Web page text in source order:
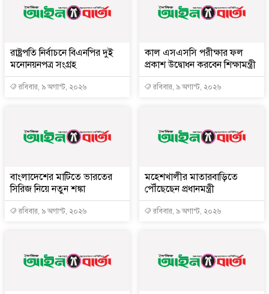
রাষ্ট্রপতি নির্বাচনে বিএনপির দুই
মনোনয়নপত্র সংগ্রহ
রবিবার, ৯ অগাস্ট, ২০২৬
কাল এসএসসি পরীক্ষার ফল
প্রকাশ উদ্বোধন করবেন শিক্ষামন্ত্রী
রবিবার, ৯ অগাস্ট, ২০২৬
বাংলাদেশের মাটিতে ভারতের
সিরিজ নিয়ে নতুন শঙ্কা
রবিবার, ৯ অগাস্ট, ২০২৬
মহেশখালীর মাতারবাড়িতে
পৌঁছেছেন প্রধানমন্ত্রী
রবিবার, ৯ অগাস্ট, ২০২৬